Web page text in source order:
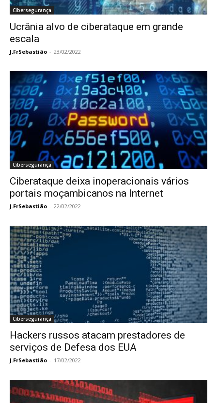
Cibersegurança
Ucrânia alvo de ciberataque em grande
escala
J.FrSebastião - 23/02/2022
Cibersegurança
Ciberataque deixa inoperacionais vários
portais moçambicanos na Internet
J.FrSebastião - 22/02/2022
Cibersegurança
Hackers russos atacam prestadores de
serviços de Defesa dos EUA
J.FrSebastião - 17/02/2022